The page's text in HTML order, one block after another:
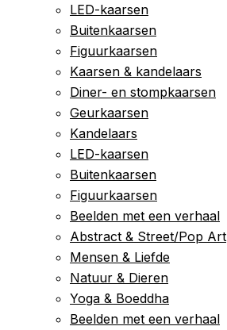
LED-kaarsen
Buitenkaarsen
Figuurkaarsen
Kaarsen & kandelaars
Diner- en stompkaarsen
Geurkaarsen
Kandelaars
LED-kaarsen
Buitenkaarsen
Figuurkaarsen
Beelden met een verhaal
Abstract & Street/Pop Art
Mensen & Liefde
Natuur & Dieren
Yoga & Boeddha
Beelden met een verhaal